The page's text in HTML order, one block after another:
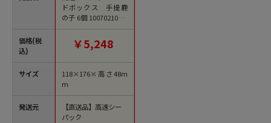
価格(税
込)
サイズ
発送元
ドボックス 手提鹿
の子 6個 100702100 1
00枚/袋（ご注文単位
6袋）【直送品】
￥5,248
118×176×高さ48m
m
【直送品】高速シー
パック